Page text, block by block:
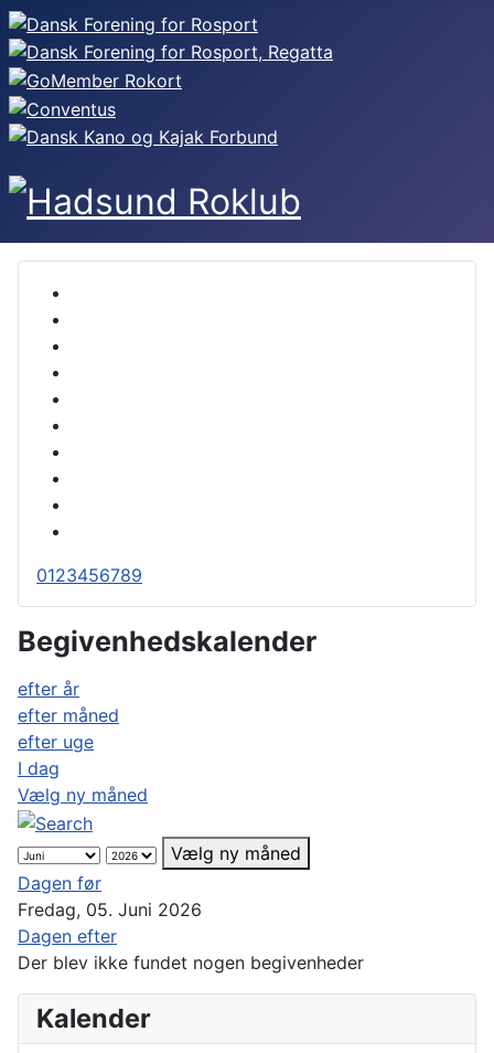
0123456789
Begivenhedskalender
efter år
efter måned
efter uge
I dag
Vælg ny måned
Vælg ny måned
Dagen før
Fredag, 05. Juni 2026
Dagen efter
Der blev ikke fundet nogen begivenheder
Kalender